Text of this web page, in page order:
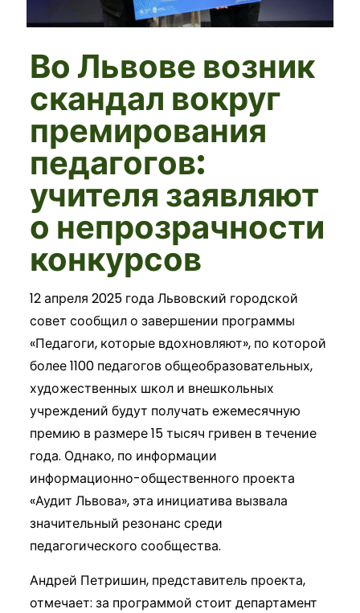
Во Львове возник
скандал вокруг
премирования
педагогов:
учителя заявляют
о непрозрачности
конкурсов
12 апреля 2025 года Львовский городской
совет сообщил о завершении программы
«Педагоги, которые вдохновляют», по которой
более 1100 педагогов общеобразовательных,
художественных школ и внешкольных
учреждений будут получать ежемесячную
премию в размере 15 тысяч гривен в течение
года. Однако, по информации
информационно-общественного проекта
«Аудит Львова», эта инициатива вызвала
значительный резонанс среди
педагогического сообщества.
Андрей Петришин, представитель проекта,
отмечает: за программой стоит департамент